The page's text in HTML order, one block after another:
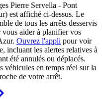
Pierre Servella - Pont
est affiché ci-dessus. Le
de tous les arrêts desservis
aider à planifier vos
Ouvrez l'appli pour voir
incluant les alertes relatives à
été annulés ou déplacés.
véhicules en temps réel sur la
de votre arrêt.